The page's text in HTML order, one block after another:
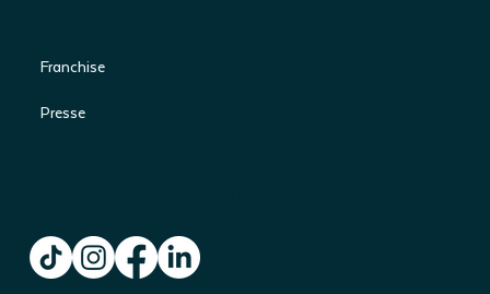
Franchise
Presse